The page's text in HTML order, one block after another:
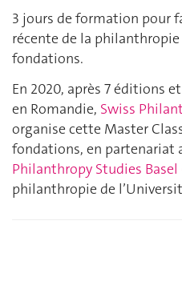
3 jours de formation pour
récente de la
fondations.
En 2020, après 7 éditions
en Romandie, Swiss
organise cette Master
fondations, en partenariat
Philanthropy Studies Basel
philanthropie de